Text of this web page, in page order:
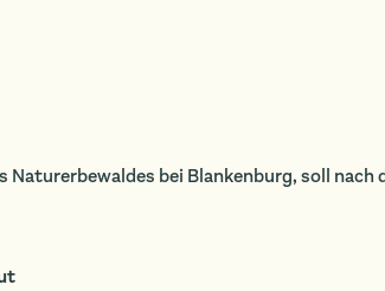
bei Blankenburg, soll nach